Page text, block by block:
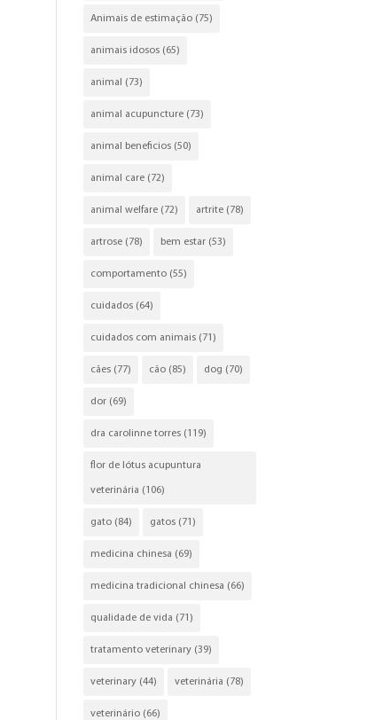
Animais de estimação (75)
animais idosos (65)
animal (73)
animal acupuncture (73)
animal beneficios (50)
animal care (72)
animal welfare (72) artrite (78)
artrose (78) bem estar (53)
comportamento (55)
cuidados (64)
cuidados com animais (71)
cães (77) cão (85) dog (70)
dor (69)
dra carolinne torres (119)
flor de lótus acupuntura
veterinária (106)
gato (84) gatos (71)
medicina chinesa (69)
medicina tradicional chinesa (66)
qualidade de vida (71)
tratamento veterinary (39)
veterinary (44) veterinária (78)
veterinário (66)